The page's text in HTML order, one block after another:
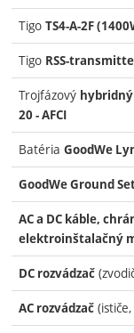
TigoTS4-A-2F
Tigo RSS-
Trojfázový hybridný
20 - AFCI
BatériaGoodWe
GoodWe Ground
AC a DC káble,
elektroinštalačný
DC rozvádzač
AC rozvádzač